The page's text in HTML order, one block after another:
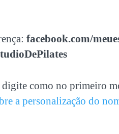
facebook.com/
como no primeiro
a personalização do